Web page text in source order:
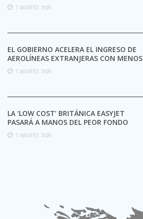
7 AGOSTO, 2026
EL GOBIERNO ACELERA EL INGRESO DE
AEROLÍNEAS EXTRANJERAS CON MENOS
TRÁMITES
7 AGOSTO, 2026
LA ‘LOW COST’ BRITÁNICA EASYJET
PASARÁ A MANOS DEL PEOR FONDO
POSIBLE:
7 AGOSTO, 2026